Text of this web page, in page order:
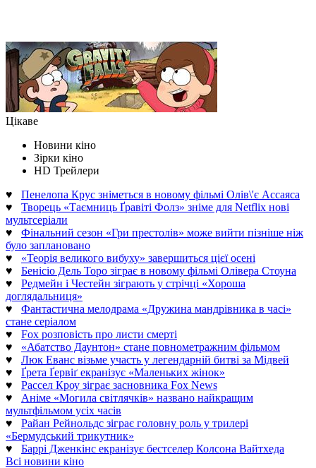
Цікаве
Новини кіно
Зірки кіно
HD Трейлери
♥ Пенелопа Крус зніметься в новому фільмі Олів\'є Ассаяса
♥ Творець «Таємниць Ґравіті Фолз» зніме для Netflix нові
мультсеріали
♥ Фінальний сезон «Гри престолів» може вийти пізніше ніж
було заплановано
♥ «Теорія великого вибуху» завершиться цієї осені
♥ Бенісіо Дель Торо зіграє в новому фільмі Олівера Стоуна
♥ Редмейн і Честейн зіграють у стрічці «Хороша
доглядальниця»
♥ Фантастична мелодрама «Дружина мандрівника в часі»
стане серіалом
♥ Fox розповість про листи смерті
♥ «Абатство Даунтон» стане повнометражним фільмом
♥ Люк Еванс візьме участь у легендарній битві за Мідвей
♥ Ґрета Ґервіґ екранізує «Маленьких жінок»
♥ Рассел Кроу зіграє засновника Fox News
♥ Аніме «Могила світлячків» названо найкращим
мультфільмом усіх часів
♥ Райан Рейнольдс зіграє головну роль у трилері
«Бермудський трикутник»
♥ Баррі Дженкінс екранізує бестселер Колсона Вайтхеда
Всі новини кіно